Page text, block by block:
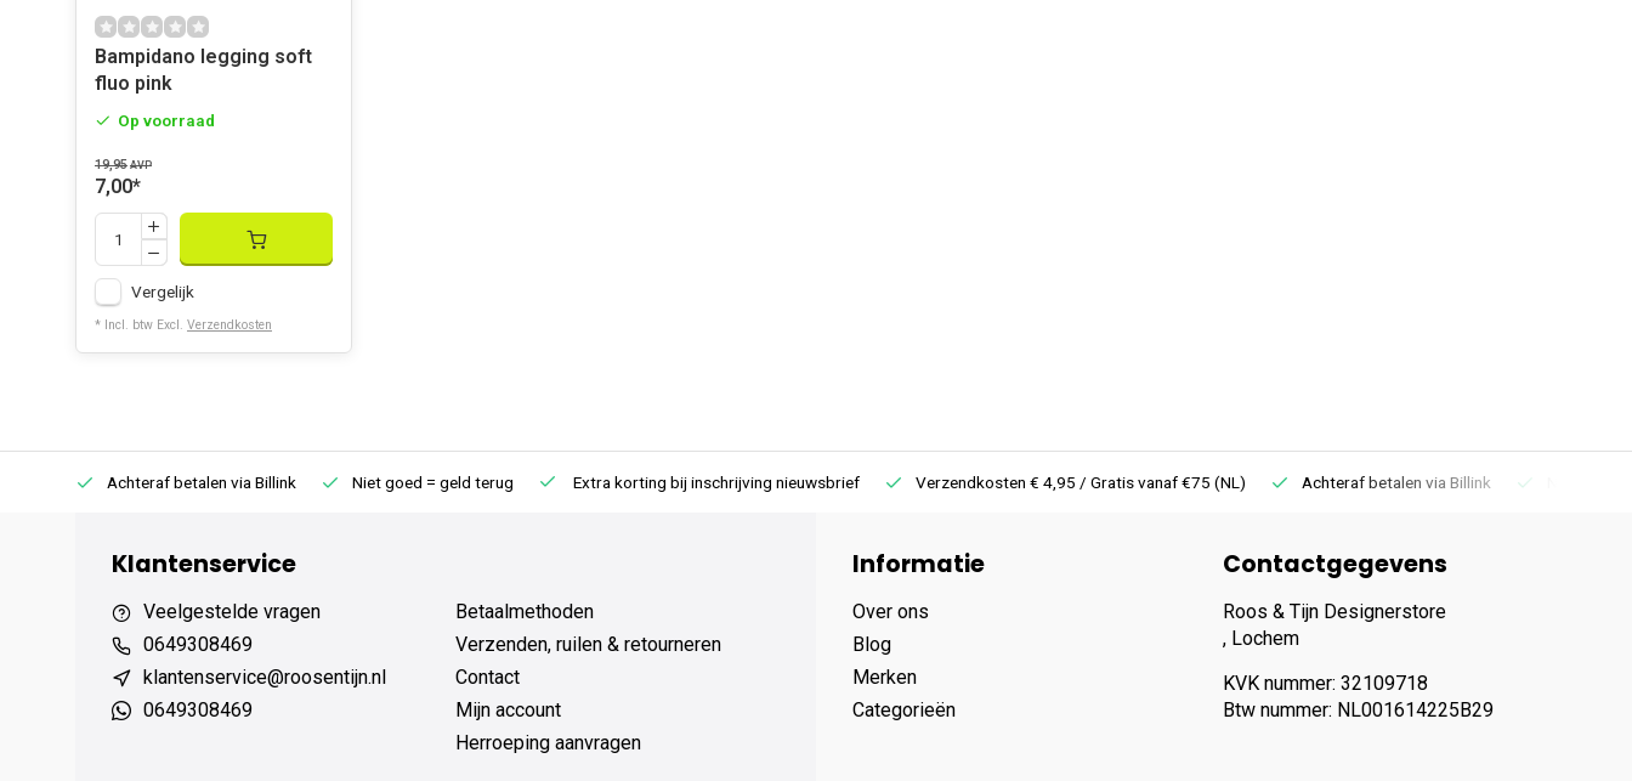
Bampidano legging soft
fluo pink
Op voorraad
19,95 AVP
7,00*
Vergelijk
* Incl. btw Excl. Verzendkosten
Achteraf betalen via Billink Niet goed = geld terug Extra korting bij inschrijving nieuwsbrief Verzendkosten € 4,95 / Gratis vanaf €75 (NL) Achteraf betalen via Billink
Klantenservice
Veelgestelde vragen
0649308469
klantenservice@roosentijn.nl
0649308469
Betaalmethoden
Verzenden, ruilen & retourneren
Contact
Mijn account
Herroeping aanvragen
Informatie
Over ons
Blog
Merken
Categorieën
Contactgegevens
Roos & Tijn Designerstore
, Lochem
KVK nummer: 32109718
Btw nummer: NL001614225B29